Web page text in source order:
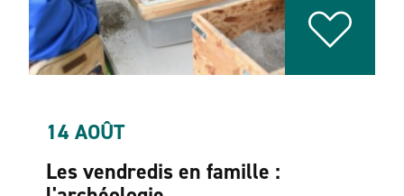
14 AOÛT
Les vendredis en famille :